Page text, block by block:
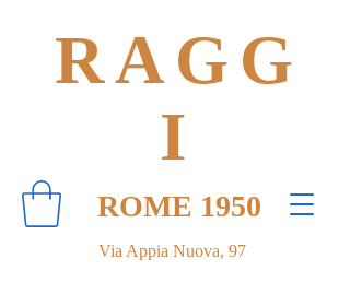
Via Appia Nuova, 97
RAGG
I
ROME 1950